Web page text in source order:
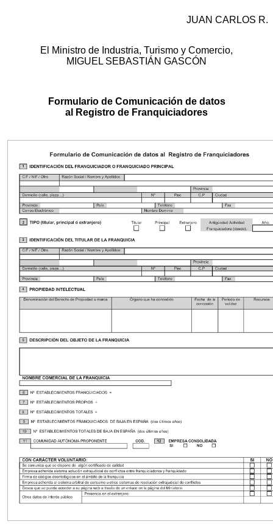
JUAN CARLOS R.
El Ministro de Industria, Turismo y Comercio,
MIGUEL SEBASTIÁN GASCÓN
Formulario de Comunicación de datos
al Registro de Franquiciadores